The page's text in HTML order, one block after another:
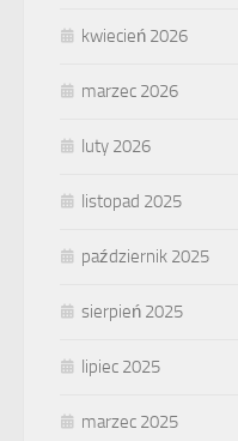
kwiecień 2026
marzec 2026
luty 2026
listopad 2025
październik 2025
sierpień 2025
lipiec 2025
marzec 2025